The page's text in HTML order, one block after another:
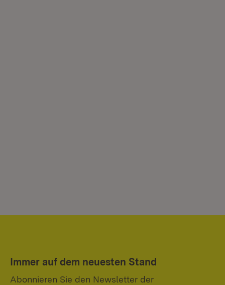
Immer auf dem neuesten Stand
Abonnieren Sie den Newsletter der